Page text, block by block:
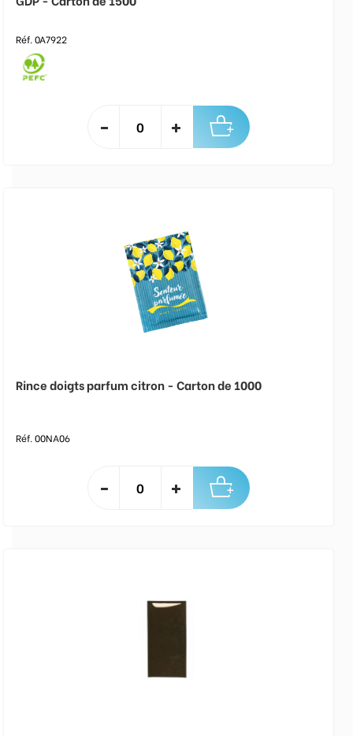
Réf. 0A7922
Rince doigts parfum citron - Carton de 1000
Réf. 00NA06